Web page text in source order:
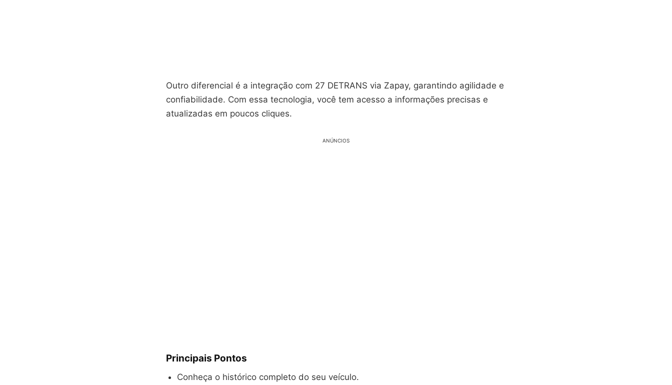
Outro diferencial é a integração com 27 DETRANS via Zapay, garantindo agilidade e
confiabilidade. Com essa tecnologia, você tem acesso a informações precisas e
atualizadas em poucos cliques.
ANÚNCIOS
Principais Pontos
Conheça o histórico completo do seu veículo.